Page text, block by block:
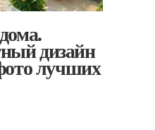
дизайн
лучших